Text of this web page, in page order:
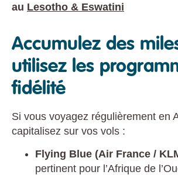
au Lesotho & Eswatini
Accumulez des
utilisez les
fidélité
Si vous voyagez régulièrement en
capitalisez sur vos vols :
Flying Blue (Air France /
pertinent pour l’Afrique de